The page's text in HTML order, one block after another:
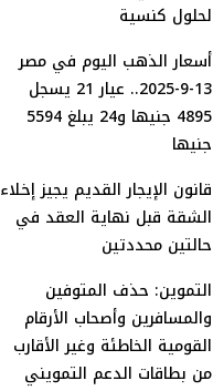
لحلول كنسية
أسعار الذهب اليوم في مصر
13-9-2025.. عيار 21 يسجل
4895 جنيها و24 يبلغ 5594
جنيها
قانون الإيجار القديم يجيز إخلاء
الشقة قبل نهاية العقد في
حالتين محددتين
التموين: حذف المتوفين
والمسافرين وأصحاب الأرقام
القومية الخاطئة وغير الأقارب
من بطاقات الدعم التمويني